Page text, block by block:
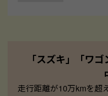
「スズキ」「ワ
走行距離が10万kmを超